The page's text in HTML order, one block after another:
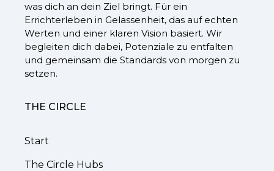
was dich an dein Ziel bringt. Für ein
Errichterleben in Gelassenheit, das auf echten
Werten und einer klaren Vision basiert. Wir
begleiten dich dabei, Potenziale zu entfalten
und gemeinsam die Standards von morgen zu
setzen.
THE CIRCLE
Start
The Circle Hubs